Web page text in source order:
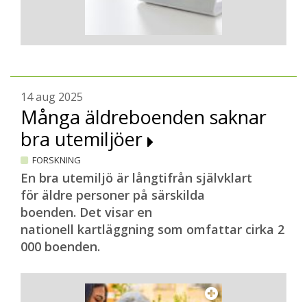
14 aug 2025
Många äldreboenden saknar
bra utemiljöer
FORSKNING
En bra utemiljö är långtifrån självklart
för äldre personer på särskilda
boenden. Det visar en
nationell kartläggning som omfattar cirka 2
000 boenden.